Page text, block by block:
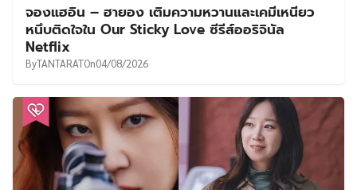
จองแฮอิน – ฮายอง เติมความหวานและเคมีเหนียว
หนึบติดใจใน Our Sticky Love ซีรีส์ออริจินัล
Netflix
ByTANTARATOn04/08/2026